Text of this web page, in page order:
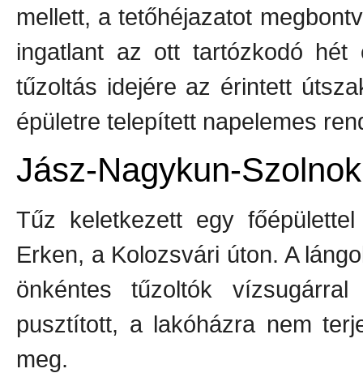
mellett, a tetőhéjazatot
ingatlant az ott tartózkodó hét
tűzoltás idejére az érintett
épületre telepített napelemes
Jász-Nagykun-
Tűz keletkezett egy
Erken, a Kolozsvári úton. A
önkéntes tűzoltók
pusztított, a lakóházra nem
meg.